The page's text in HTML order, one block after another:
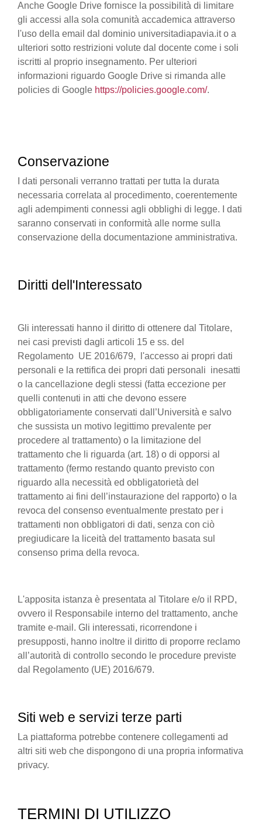
Anche Google Drive fornisce la possibilità di limitare
gli accessi alla sola comunità accademica attraverso
l'uso della email dal dominio universitadiapavia.it o a
ulteriori sotto restrizioni volute dal docente come i soli
iscritti al proprio insegnamento. Per ulteriori
informazioni riguardo Google Drive si rimanda alle
policies di Google https://policies.google.com/.
Conservazione
I dati personali verranno trattati per tutta la durata
necessaria correlata al procedimento, coerentemente
agli adempimenti connessi agli obblighi di legge. I dati
saranno conservati in conformità alle norme sulla
conservazione della documentazione amministrativa.
Diritti dell'Interessato
Gli interessati hanno il diritto di ottenere dal Titolare,
nei casi previsti dagli articoli 15 e ss. del
Regolamento UE 2016/679, l'accesso ai propri dati
personali e la rettifica dei propri dati personali inesatti
o la cancellazione degli stessi (fatta eccezione per
quelli contenuti in atti che devono essere
obbligatoriamente conservati dall’Università e salvo
che sussista un motivo legittimo prevalente per
procedere al trattamento) o la limitazione del
trattamento che li riguarda (art. 18) o di opporsi al
trattamento (fermo restando quanto previsto con
riguardo alla necessità ed obbligatorietà del
trattamento ai fini dell’instaurazione del rapporto) o la
revoca del consenso eventualmente prestato per i
trattamenti non obbligatori di dati, senza con ciò
pregiudicare la liceità del trattamento basata sul
consenso prima della revoca.
L'apposita istanza è presentata al Titolare e/o il RPD,
ovvero il Responsabile interno del trattamento, anche
tramite e-mail. Gli interessati, ricorrendone i
presupposti, hanno inoltre il diritto di proporre reclamo
all’autorità di controllo secondo le procedure previste
dal Regolamento (UE) 2016/679.
Siti web e servizi terze parti
La piattaforma potrebbe contenere collegamenti ad
altri siti web che dispongono di una propria informativa
privacy.
TERMINI DI UTILIZZO